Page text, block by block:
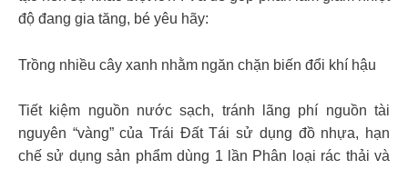
độ đang gia tăng, bé yêu hãy:
Trồng nhiều cây xanh nhằm ngăn chặn biến đổi khí hậu
Tiết kiệm nguồn nước sạch, tránh lãng phí nguồn tài
nguyên “vàng” của Trái Đất Tái sử dụng đồ nhựa, hạn
chế sử dụng sản phẩm dùng 1 lần Phân loại rác thải và